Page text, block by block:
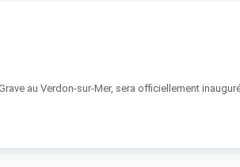
au Verdon-sur-Mer, sera officiellement